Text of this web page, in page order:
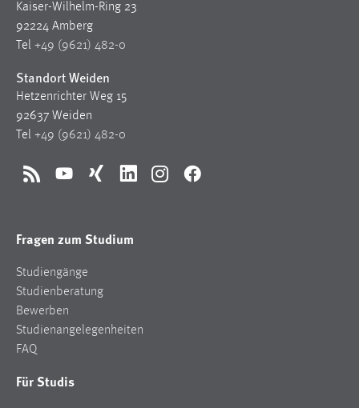
Kaiser-Wilhelm-Ring 23
92224 Amberg
Tel +49 (9621) 482-0
Standort Weiden
Hetzenrichter Weg 15
92637 Weiden
Tel +49 (9621) 482-0
RSS YouTubeXing LinkedInInstagramFacebook
Fragen zum Studium
Studiengänge
Studienberatung
Bewerben
Studienangelegenheiten
FAQ
Für Studis